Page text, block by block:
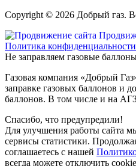
Copyright © 2026 Добрый газ.
Политика конфиденциальности
Не заправляем газовые
Газовая компания «Добрый
заправке газовых баллонов и
баллонов. В том числе и на
Спасибо, что предупредили!
Для улучшения работы сайта
сервисы статистики.
соглашаетесь с нашей
всегда можете отключить